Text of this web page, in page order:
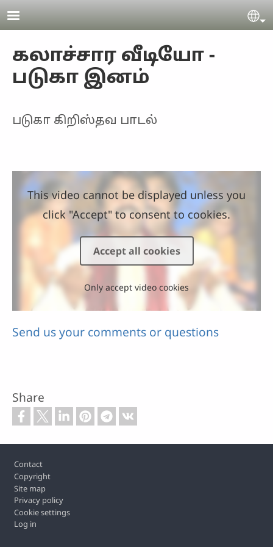
Skip to main content
கலாச்சார வீடியோ -
படுகா இனம்
படுகா கிறிஸ்தவ பாடல்
This video cannot be displayed unless you
click "Accept" to consent to cookies.
Accept all cookies
Only accept video cookies
Send us your comments or questions
Share
Footer
Contact
Copyright
Site map
Privacy policy
Cookie settings
Log in